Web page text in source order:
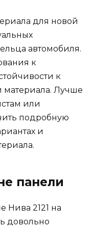
для новой
автомобиля.
к
к
материала. Лучше
или
подробную
и
панели
Нива 2121 на
довольно